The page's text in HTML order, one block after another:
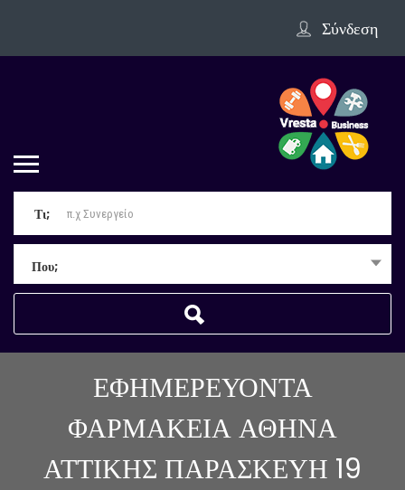
Σύνδεση
Τι;
Που;
ΕΦΗΜΕΡΕΥΟΝΤΑ
ΦΑΡΜΑΚΕΙΑ ΑΘΗΝΑ
ΑΤΤΙΚΗΣ ΠΑΡΑΣΚΕΥΗ 19